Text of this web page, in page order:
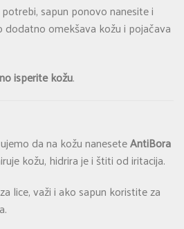
sapun ponovo nanesite i
omekšava kožu i pojačava
isperite kožu.
da na kožu naneseteAntiBora
kožu, hidrira je i štiti od iritacija.
lice, važi i ako sapun koristite za